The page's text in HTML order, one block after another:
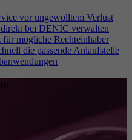
vor ungewolltem Verlust
bei DENIC verwalten
für mögliche Rechteinhaber
die passende Anlaufstelle